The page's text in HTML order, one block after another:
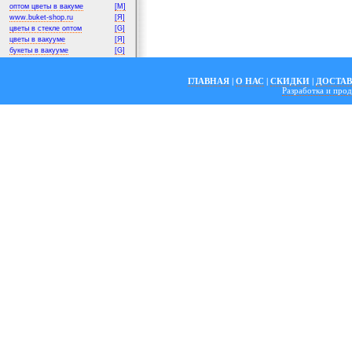
оптом цветы в вакуме
[M]
www.buket-shop.ru
[Я]
цветы в стекле оптом
[G]
цветы в вакууме
[Я]
букеты в вакууме
[G]
ГЛАВНАЯ | О НАС | СКИДКИ |
Разработка и